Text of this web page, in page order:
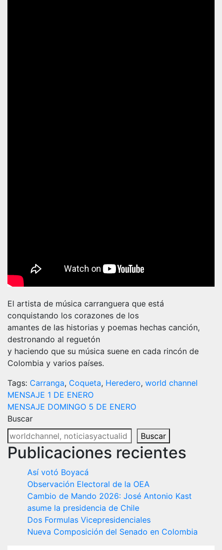
El artista de música carranguera que está
conquistando los corazones de los
amantes de las historias y poemas hechas canción,
destronando al reguetón
y haciendo que su música suene en cada rincón de
Colombia y varios países.
Tags: Carranga, Coqueta, Heredero, world channel
Navegación
de
entradas
MENSAJE 1 DE ENERO
MENSAJE DOMINGO 5 DE ENERO
Buscar
Buscar
Publicaciones recientes
Así votó Boyacá
Observación Electoral de la OEA
Cambio de Mando 2026: José Antonio Kast
asume la presidencia de Chile
Dos Formulas Vicepresidenciales
Nueva Composición del Senado en Colombia